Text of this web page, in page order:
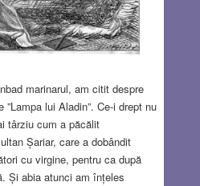
marinarul, am citit despre
”Lampa lui Aladin”. Ce-i drept nu
târziu cum a păcălit
Șariar, care a dobândit
cu virgine, pentru ca după
Și abia atunci am înțeles